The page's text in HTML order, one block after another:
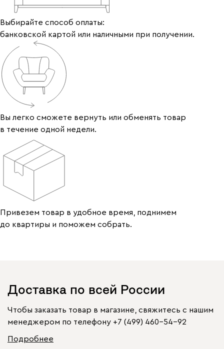
Выбирайте способ оплаты:
банковской картой или наличными при получении.
Вы легко сможете вернуть или обменять товар
в течение одной недели.
Привезем товар в удобное время, поднимем
до квартиры и поможем собрать.
Доставка по всей России
Чтобы заказать товар в магазине, свяжитесь с нашим
менеджером по телефону +7 (499) 460-54-92
Подробнее